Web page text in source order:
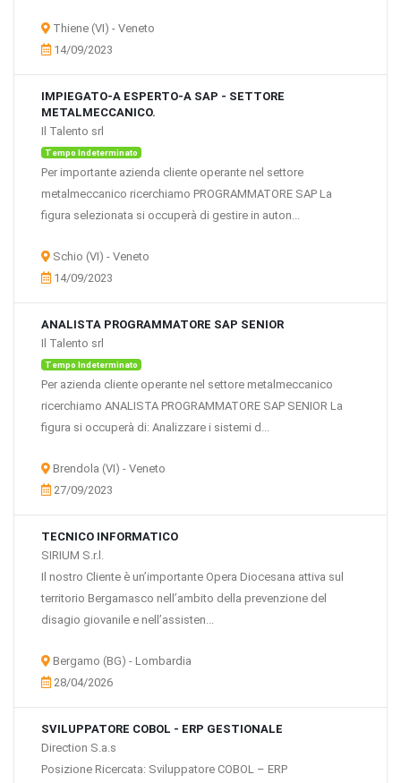
Thiene (VI) - Veneto
14/09/2023
IMPIEGATO-A ESPERTO-A SAP - SETTORE
METALMECCANICO.
Il Talento srl
Tempo Indeterminato
Per importante azienda cliente operante nel settore
metalmeccanico ricerchiamo PROGRAMMATORE SAP La
figura selezionata si occuperà di gestire in auton...
Schio (VI) - Veneto
14/09/2023
ANALISTA PROGRAMMATORE SAP SENIOR
Il Talento srl
Tempo Indeterminato
Per azienda cliente operante nel settore metalmeccanico
ricerchiamo ANALISTA PROGRAMMATORE SAP SENIOR La
figura si occuperà di: Analizzare i sistemi d...
Brendola (VI) - Veneto
27/09/2023
TECNICO INFORMATICO
SIRIUM S.r.l.
Il nostro Cliente è un’importante Opera Diocesana attiva sul
territorio Bergamasco nell’ambito della prevenzione del
disagio giovanile e nell’assisten...
Bergamo (BG) - Lombardia
28/04/2026
SVILUPPATORE COBOL - ERP GESTIONALE
Direction S.a.s
Posizione Ricercata: Sviluppatore COBOL – ERP